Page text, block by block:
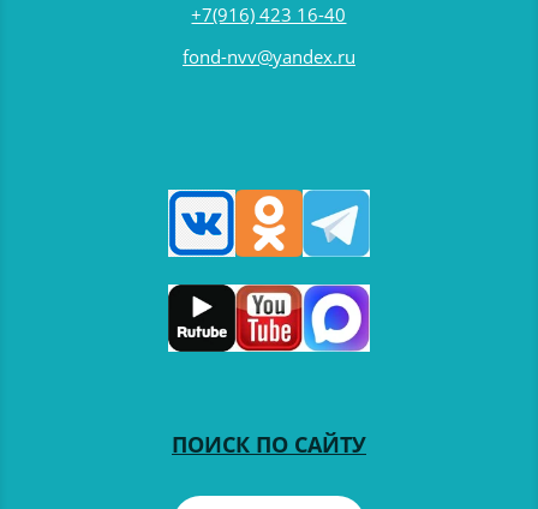
+7(916) 423 16-40
fond-nvv@yandex.ru
ПОИСК ПО САЙТУ